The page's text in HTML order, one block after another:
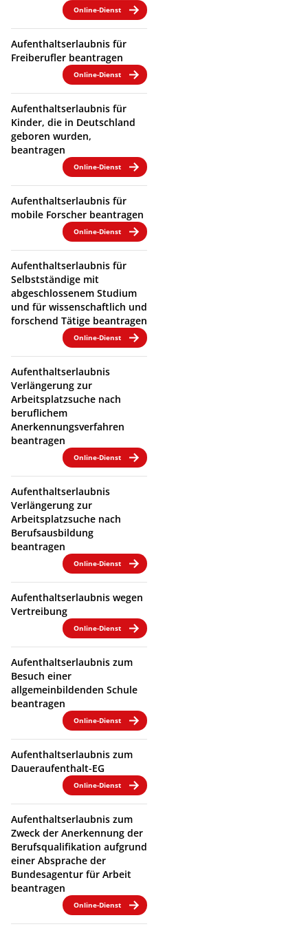
Online-Dienst
Aufenthaltserlaubnis für
Freiberufler beantragen
Online-Dienst
Aufenthaltserlaubnis für
Kinder, die in Deutschland
geboren wurden,
beantragen
Online-Dienst
Aufenthaltserlaubnis für
mobile Forscher beantragen
Online-Dienst
Aufenthaltserlaubnis für
Selbstständige mit
abgeschlossenem Studium
und für wissenschaftlich und
forschend Tätige beantragen
Online-Dienst
Aufenthaltserlaubnis
Verlängerung zur
Arbeitsplatzsuche nach
beruflichem
Anerkennungsverfahren
beantragen
Online-Dienst
Aufenthaltserlaubnis
Verlängerung zur
Arbeitsplatzsuche nach
Berufsausbildung
beantragen
Online-Dienst
Aufenthaltserlaubnis wegen
Vertreibung
Online-Dienst
Aufenthaltserlaubnis zum
Besuch einer
allgemeinbildenden Schule
beantragen
Online-Dienst
Aufenthaltserlaubnis zum
Daueraufenthalt-EG
Online-Dienst
Aufenthaltserlaubnis zum
Zweck der Anerkennung der
Berufsqualifikation aufgrund
einer Absprache der
Bundesagentur für Arbeit
beantragen
Online-Dienst